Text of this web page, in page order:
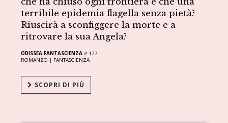
terribile epidemia flagella senza pietà?
Riuscirà a sconfiggere la morte e a
ritrovare la sua Angela?
ODISSEA FANTASCIENZA # 177
ROMANZO | FANTASCIENZA
SCOPRI DI PIÙ